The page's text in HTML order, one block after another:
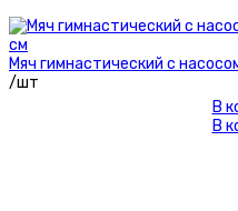
Мяч гимнастический с
/шт
В
В